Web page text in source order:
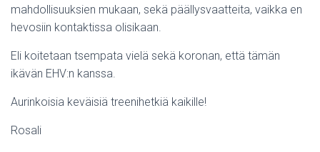
mahdollisuuksien mukaan, sekä päällysvaatteita, vaikka en
hevosiin kontaktissa olisikaan.
Eli koitetaan tsempata vielä sekä koronan, että tämän
ikävän EHV:n kanssa.
Aurinkoisia keväisiä treenihetkiä kaikille!
Rosali